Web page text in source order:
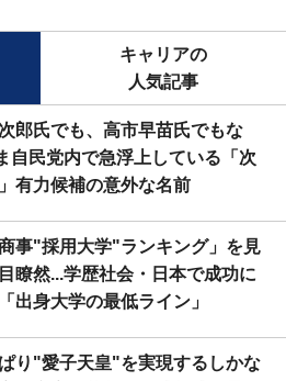
キャリアの
人気記事
郎氏でも、高市早苗氏でもな
自民党内で急浮上している「次
有力候補の意外な名前
商事"採用大学"ランキング」を見
瞭然...学歴社会・日本で成功に
出身大学の最低ライン」
ぱり"愛子天皇"を実現するしかな